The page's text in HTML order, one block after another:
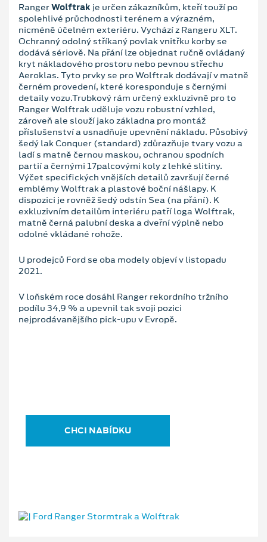
RangerWolftrak je určen zákazníkům, kteří touží po
spolehlivé průchodnosti terénem a výrazném,
nicméně účelném exteriéru. Vychází z Rangeru XLT.
Ochranný odolný stříkaný povlak vnitřku korby se
dodává sériově. Na přání lze objednat ručně ovládaný
kryt nákladového prostoru nebo pevnou střechu
Aeroklas. Tyto prvky se pro Wolftrak dodávají v matně
černém provedení, které koresponduje s černými
detaily vozu.Trubkový rám určený exkluzivně pro to
Ranger Wolftrak uděluje vozu robustní vzhled,
zároveň ale slouží jako základna pro montáž
příslušenství a usnadňuje upevnění nákladu. Působivý
šedý lak Conquer (standard) zdůrazňuje tvary vozu a
ladí s matně černou maskou, ochranou spodních
partií a černými 17palcovými koly z lehké slitiny.
Výčet specifických vnějších detailů završují černé
emblémy Wolftrak a plastové boční nášlapy. K
dispozici je rovněž šedý odstín Sea (na přání). K
exkluzivním detailům interiéru patří loga Wolftrak,
matně černá palubní deska a dveřní výplně nebo
odolné vkládané rohože.
U prodejců Ford se oba modely objeví v listopadu
2021.
V loňském roce dosáhl Ranger rekordního tržního
podílu 34,9 % a upevnil tak svoji pozici
nejprodávanějšího pick-upu v Evropě.
CHCI NABÍDKU